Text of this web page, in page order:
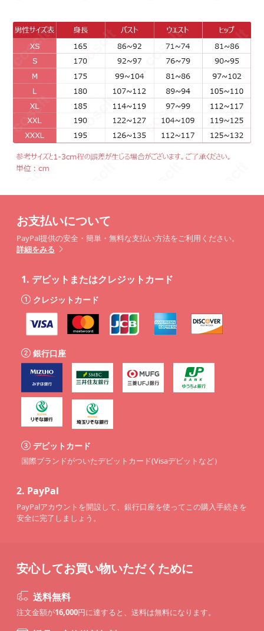
お支払いについて
PayPal提供の安全・簡単・無料な支払い方法をご利用ください。
詳細をみる
1. デビットまたはクレジットカード
クレジットカード
銀行口座
デビットカード
国際ブランドがついたデビットカード(Visaデビットなど）
2. PayPal
PayPalアカウントを開設して、銀行口座を使ってこの購入手続きを
安全に完了しましょう。
安心してお買い物いただくために
送料無料
注文金額が16,000円に達すると、送料は無料になります。